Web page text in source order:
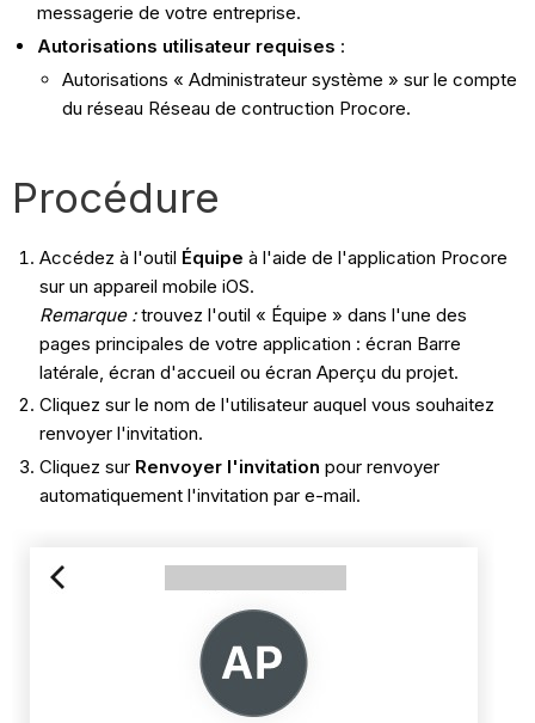
messagerie de votre entreprise.
Autorisations utilisateur requises :
Autorisations « Administrateur système » sur le compte
du réseau Réseau de contruction Procore.
Procédure
Accédez à l'outil Équipe à l'aide de l'application Procore
sur un appareil mobile iOS.
Remarque :trouvez l'outil « Équipe » dans l'une des
pages principales de votre application : écran Barre
latérale, écran d'accueil ou écran Aperçu du projet.
Cliquez sur le nom de l'utilisateur auquel vous souhaitez
renvoyer l'invitation.
Cliquez sur Renvoyer l'invitation pour renvoyer
automatiquement l'invitation par e-mail.